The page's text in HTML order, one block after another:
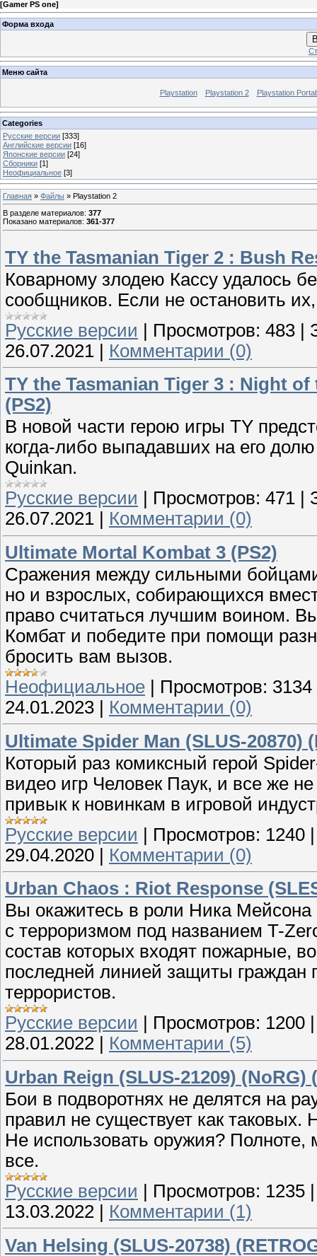
[Gamer PS one]
Форма входа
Меню сайта
Playstation Playstation 2 Playstation
Categories
Русские версии [333]
Английские версии [16]
Японские версии [24]
Сборники [1]
Неофициальное [3]
Главная » Файлы » Playstation 2
В разделе материалов: 377
Показано материалов: 361-377
TY the Tasmanian Tiger 2 : Bush
Коварному злодею Кассу удалось
сообщников. Если не остановить
Русские версии | Просмотров: 483 |
26.07.2021 | Комментарии (0)
TY the Tasmanian Tiger 3 : Night
(PS2)
В новой части герою игры TY
когда-либо выпадавших на его
Quinkan.
Русские версии
Просмотров: 471
26.07.2021
Комментарии (0)
Ultimate Mortal Kombat 3 (PS2)
Сражения между сильными
но и взрослых, собирающихся
право считаться лучшим воином.
Комбат и победите при помощи
бросить вам вызов.
Неофициальное
Просмотров: 3134
24.01.2023
Комментарии (0)
Ultimate Spider Man (SLUS-20870)
Который раз комиксный герой
видео игр Человек Паук, и все же
привык к новинкам в игровой
Русские версии | Просмотров: 1240
29.04.2020 | Комментарии (0)
Urban Chaos : Riot Response
Вы окажитесь в роли Ника Мейсона
с терроризмом под названием T-
состав которых входят пожарные,
последней линией защиты граждан
террористов.
Русские версии
Просмотров: 1200
28.01.2022
Комментарии (5)
Urban Reign (SLUS-21209) (NoRG)
Бои в подворотнях не делятся на
правил не существует как
Не использовать оружия?
все.
Русские версии
Просмотров: 1235
13.03.2022
Комментарии (1)
Van Helsing (SLUS-20738)